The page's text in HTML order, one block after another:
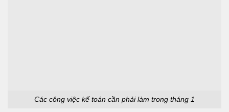
Các công việc kế toán cần phải làm trong tháng 1